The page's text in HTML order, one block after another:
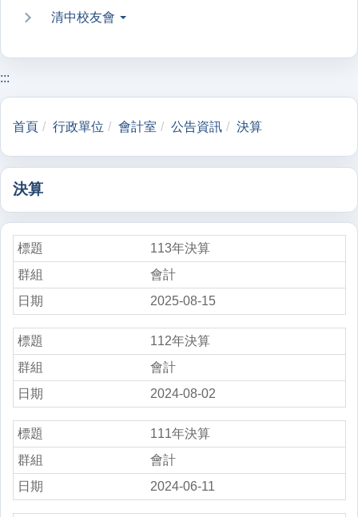
清中校友會
:::
首頁 行政單位 會計室 公告資訊 決算
決算
113年決算
會計
2025-08-15
112年決算
會計
2024-08-02
111年決算
會計
2024-06-11